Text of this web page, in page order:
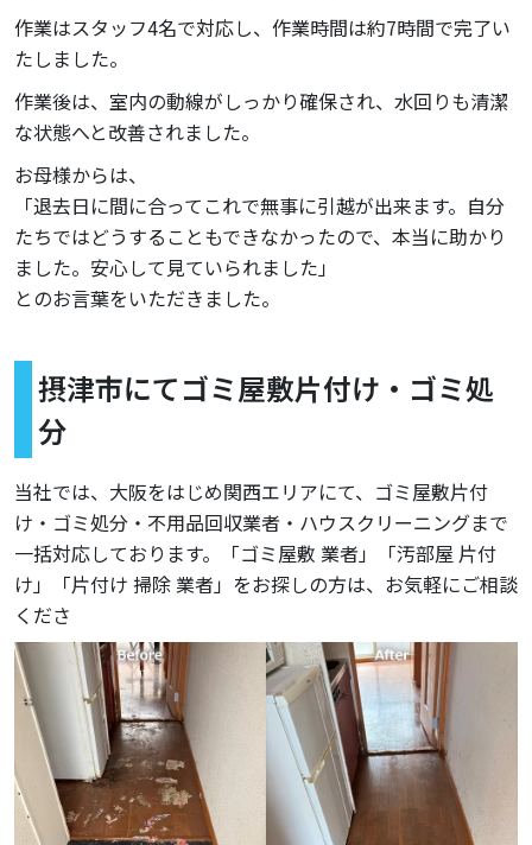
作業はスタッフ4名で対応し、作業時間は約7時間で完了い
たしました。
作業後は、室内の動線がしっかり確保され、水回りも清潔
な状態へと改善されました。
お母様からは、
「退去日に間に合ってこれで無事に引越が出来ます。自分
たちではどうすることもできなかったので、本当に助かり
ました。安心して見ていられました」
とのお言葉をいただきました。
摂津市にてゴミ屋敷片付け・ゴミ処
分
当社では、大阪をはじめ関西エリアにて、ゴミ屋敷片付
け・ゴミ処分・不用品回収業者・ハウスクリーニングまで
一括対応しております。「ゴミ屋敷 業者」「汚部屋 片付
け」「片付け 掃除 業者」をお探しの方は、お気軽にご相談
くださ